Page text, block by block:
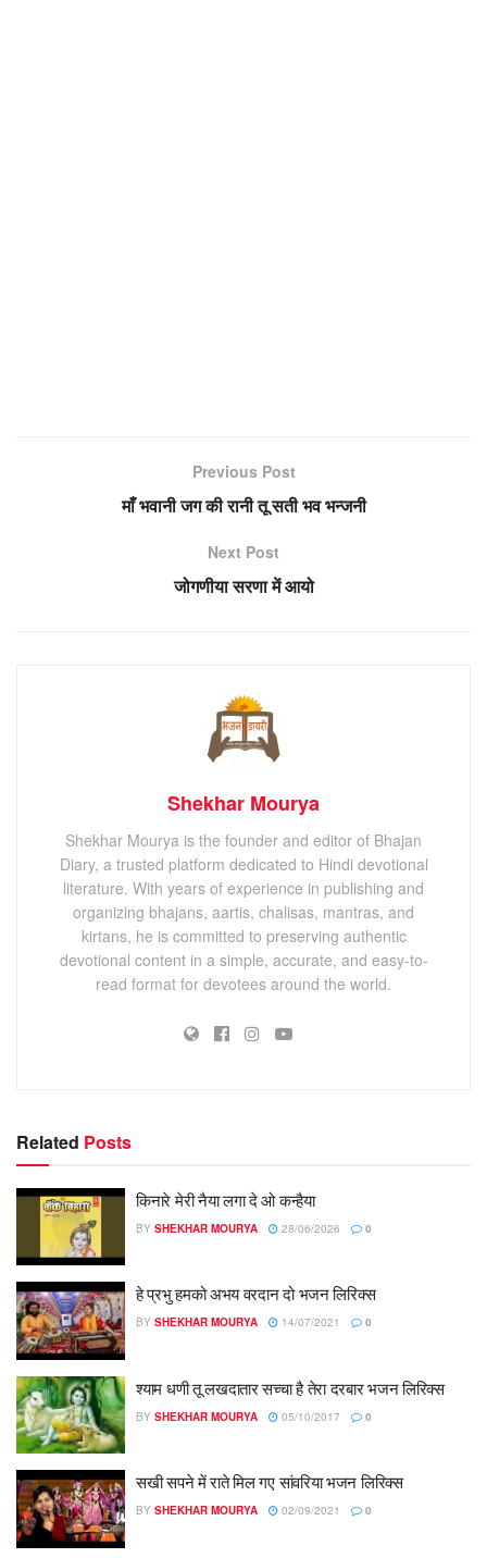
Previous Post
माँ भवानी जग की रानी तू सती भव भन्जनी
Next Post
जोगणीया सरणा में आयो
Shekhar Mourya
Shekhar Mourya is the founder and editor of Bhajan
Diary, a trusted platform dedicated to Hindi devotional
literature. With years of experience in publishing and
organizing bhajans, aartis, chalisas, mantras, and
kirtans, he is committed to preserving authentic
devotional content in a simple, accurate, and easy-to-
read format for devotees around the world.
Related Posts
किनारे मेरी नैया लगा दे ओ कन्हैया
BY SHEKHAR MOURYA 28/06/2026 0
हे प्रभु हमको अभय वरदान दो भजन लिरिक्स
BY SHEKHAR MOURYA 14/07/2021 0
श्याम धणी तू लखदातार सच्चा है तेरा दरबार भजन लिरिक्स
BY SHEKHAR MOURYA 05/10/2017 0
सखी सपने में राते मिल गए सांवरिया भजन लिरिक्स
BY SHEKHAR MOURYA 02/09/2021 0